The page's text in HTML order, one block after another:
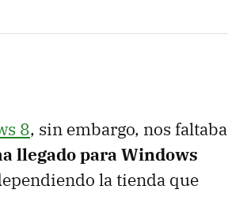
8, sin embargo, nos faltaba
llegado para Windows
la tienda que